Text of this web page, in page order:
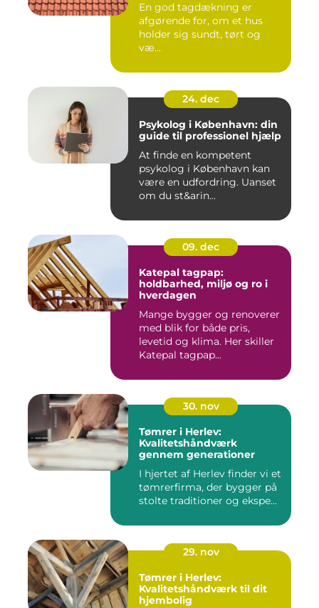
En god tagdækning er
afgørende for, om et hus
holder sig sundt, tørt og
væ...
24. dec
Psykolog i København: din
guide til professionel hjælp
At finde en kompetent
psykolog i København kan
være en udfordring. Uanset
om du st&arin...
09. dec
Katepal tagpap:
holdbarhed, miljø og ro i
hverdagen
Mange bygger og renoverer
med blik for både pris,
levetid og klima. Her skiller
Katepal tagpap...
30. nov
Tømrer i Herlev:
Kvalitetshåndværk
gennem generationer
I hjertet af Herlev finder vi et
tømrerfirma, der bygger på
stolte traditioner og ekspe...
29. nov
Tømrer i Herlev:
Kvalitetshåndværk til dit
hjembolig